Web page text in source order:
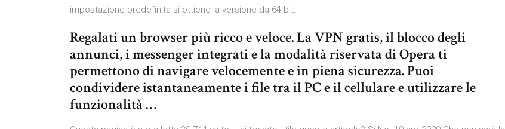
impostazione predefinita si ottiene la versione da 64 bit.
Regalati un browser più ricco e veloce. La VPN gratis, il blocco degli
annunci, i messenger integrati e la modalità riservata di Opera ti
permettono di navigare velocemente e in piena sicurezza. Puoi
condividere istantaneamente i file tra il PC e il cellulare e utilizzare le
funzionalità …